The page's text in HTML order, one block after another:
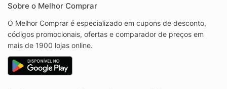
Sobre o Melhor Comprar
O Melhor Comprar é especializado em cupons de desconto,
códigos promocionais, ofertas e comparador de preços em
mais de 1900 lojas online.